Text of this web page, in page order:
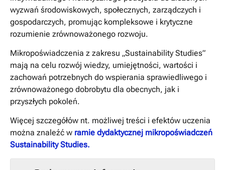
wyzwań środowiskowych, społecznych, zarządczych i
gospodarczych, promując kompleksowe i krytyczne
rozumienie zrównoważonego rozwoju.
Mikropoświadczenia z zakresu „Sustainability Studies”
mają na celu rozwój wiedzy, umiejętności, wartości i
zachowań potrzebnych do wspierania sprawiedliwego i
zrównoważonego dobrobytu dla obecnych, jak i
przyszłych pokoleń.
Więcej szczegółów nt. możliwej treści i efektów uczenia
można znaleźć w ramie dydaktycznej mikropoświadczeń
Sustainability Studies.